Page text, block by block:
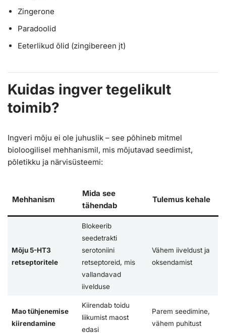
Zingerone
Paradoolid
Eeterlikud õlid (zingibereen jt)
Kuidas ingver tegelikult
toimib?
Ingveri mõju ei ole juhuslik – see põhineb mitmel
bioloogilisel mehhanismil, mis mõjutavad seedimist,
põletikku ja närvisüsteemi:
Mehhanism
Mida see
tähendab
Tulemus kehale
Mõju 5-HT3
retseptoritele
Blokeerib
seedetrakti
serotoniini
retseptoreid, mis
vallandavad
iivelduse
Vähem iiveldust ja
oksendamist
Mao tühjenemise
kiirendamine
Kiirendab toidu
liikumist maost
edasi
Parem seedimine,
vähem puhitust